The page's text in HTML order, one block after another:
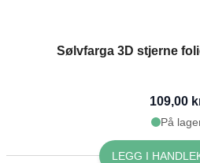
Sølvfarga 3D stjerne
109,00
På
LEGG I